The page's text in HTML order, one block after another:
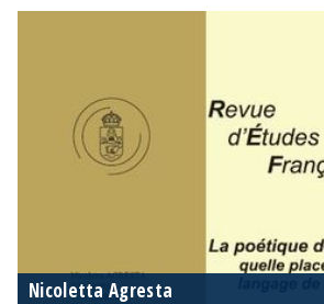
Nicoletta Agresta